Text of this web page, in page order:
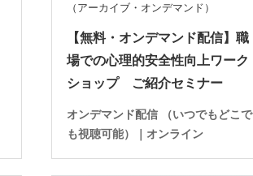
（アーカイブ・オンデマンド）
【無料・オンデマンド配信】職
場での心理的安全性向上ワーク
ショップ ご紹介セミナー
オンデマンド配信 （いつでもどこで
も視聴可能）｜オンライン